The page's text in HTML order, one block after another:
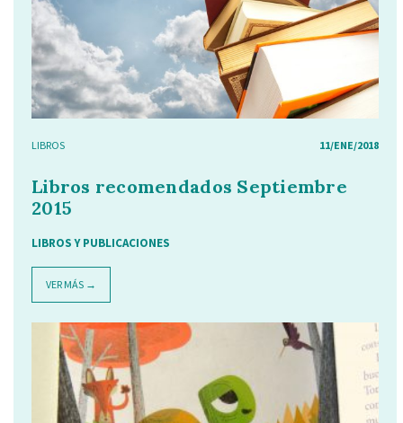
LIBROS 11/ENE/2018
Libros recomendados Septiembre
2015
LIBROS Y PUBLICACIONES
VER MÁS →